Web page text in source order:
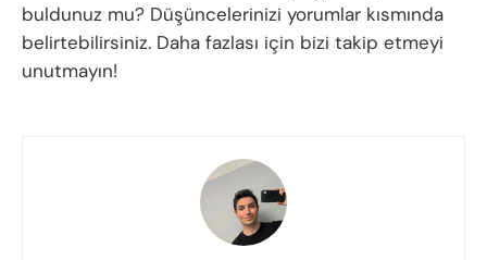
buldunuz mu? Düşüncelerinizi yorumlar kısmında
belirtebilirsiniz. Daha fazlası için bizi takip etmeyi
unutmayın!